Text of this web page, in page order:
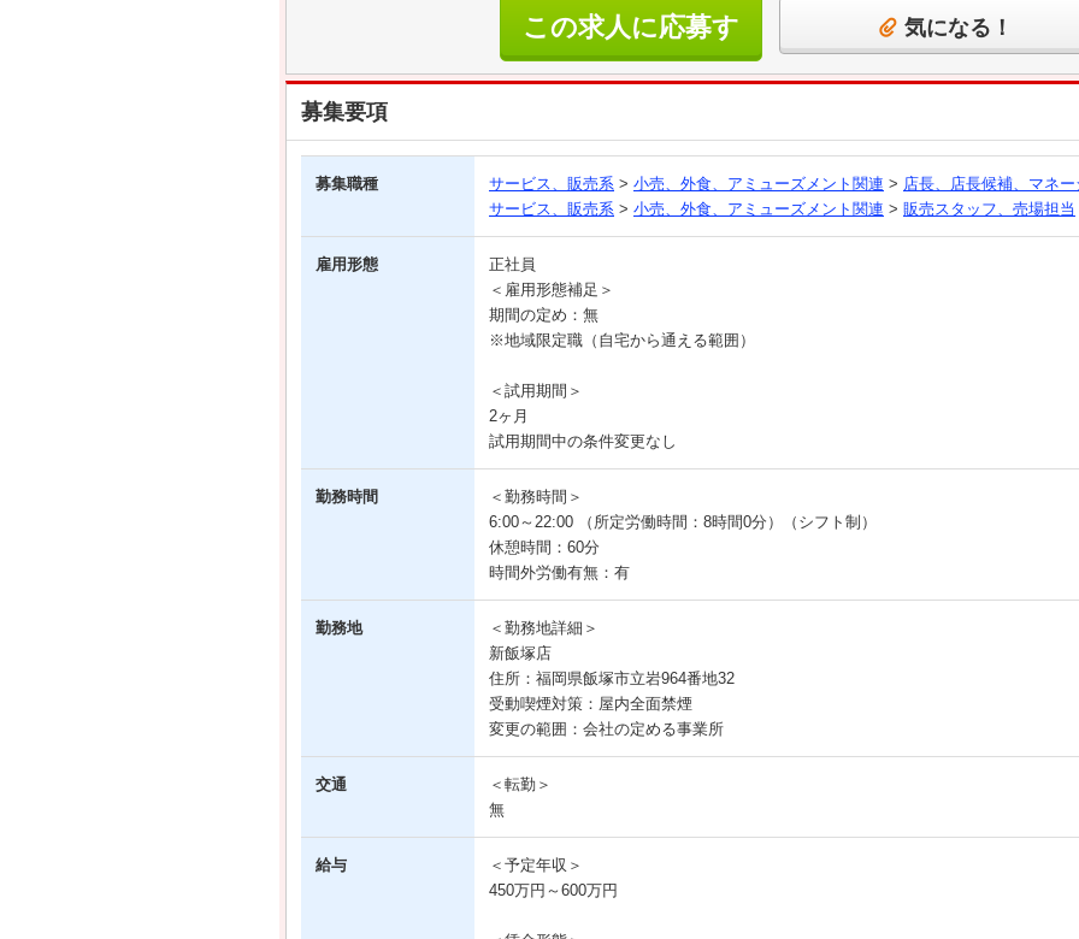
この求人に応募す
る
気になる！
募集要項
募集職種 サービス、販売系 > 小売、外食、アミューズメント関連 > 店長、店長候補、マネ
サービス、販売系 > 小売、外食、アミューズメント関連 > 販売スタッフ、売場担当
雇用形態
正社員
＜雇用形態補足＞
期間の定め：無
※地域限定職（自宅から通える範囲）
＜試用期間＞
2ヶ月
試用期間中の条件変更なし
勤務時間
＜勤務時間＞
6:00～22:00 （所定労働時間：8時間0分）（シフト制）
休憩時間：60分
時間外労働有無：有
勤務地
＜勤務地詳細＞
新飯塚店
住所：福岡県飯塚市立岩964番地32
受動喫煙対策：屋内全面禁煙
変更の範囲：会社の定める事業所
交通
＜転勤＞
無
給与
＜予定年収＞
450万円～600万円